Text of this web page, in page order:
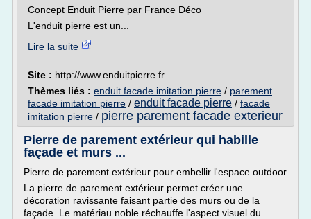
Concept Enduit Pierre par France Déco
L'enduit pierre est un...
Lire la suite
Site : http://www.enduitpierre.fr
Thèmes liés : enduit facade imitation pierre / parement
facade imitation pierre / enduit facade pierre / facade
imitation pierre / pierre parement facade exterieur
Pierre de parement extérieur qui habille
façade et murs ...
Pierre de parement extérieur pour embellir l'espace outdoor
La pierre de parement extérieur permet créer une
décoration ravissante faisant partie des murs ou de la
façade. Le matériau noble réchauffe l'aspect visuel du